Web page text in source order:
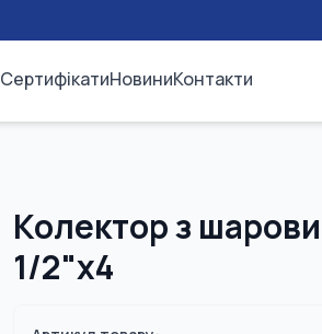
СертифікатиНовиниКонтакти
Колектор з
1/2"x4